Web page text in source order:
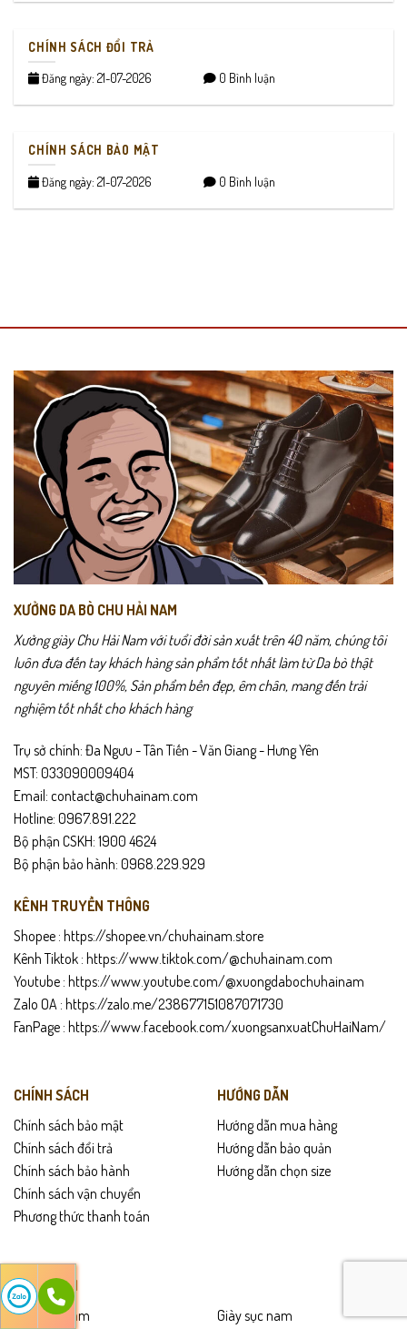
CHÍNH SÁCH ĐỔI TRẢ
Đăng ngày: 21-07-2026 0 Bình luận
CHÍNH SÁCH BẢO MẬT
Đăng ngày: 21-07-2026 0 Bình luận
XƯỞNG DA BÒ CHU HẢI NAM
Xưởng giày Chu Hải Nam với tuổi đời sản xuất trên 40 năm, chúng tôi
luôn đưa đến tay khách hàng sản phẩm tốt nhất làm từ Da bò thật
nguyên miếng 100%, Sản phẩm bền đẹp, êm chân, mang đến trải
nghiệm tốt nhất cho khách hàng
Trụ sở chính: Đa Ngưu - Tân Tiến - Văn Giang - Hưng Yên
MST: 033090009404
Email: contact@chuhainam.com
Hotline: 0967.891.222
Bộ phận CSKH: 1900 4624
Bộ phận bảo hành: 0968.229.929
KÊNH TRUYỀN THÔNG
Shopee : https://shopee.vn/chuhainam.store
Kênh Tiktok : https://www.tiktok.com/@chuhainam.com
Youtube : https://www.youtube.com/@xuongdabochuhainam
Zalo OA : https://zalo.me/238677151087071730
FanPage : https://www.facebook.com/xuongsanxuatChuHaiNam/
CHÍNH SÁCH
Chính sách bảo mật
Chính sách đổi trả
Chính sách bảo hành
Chính sách vận chuyển
Phương thức thanh toán
HƯỚNG DẪN
Hướng dẫn mua hàng
Hướng dẫn bảo quản
Hướng dẫn chọn size
SẢN PHẨM
Giày lười nam
Giày sục nam